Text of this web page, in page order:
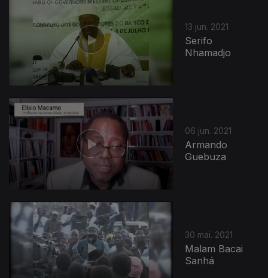
13 jun. 2021
Serifo
Nhamadjo
06 jun. 2021
Armando
Guebuza
30 mai. 2021
Malam Bacai
Sanhá